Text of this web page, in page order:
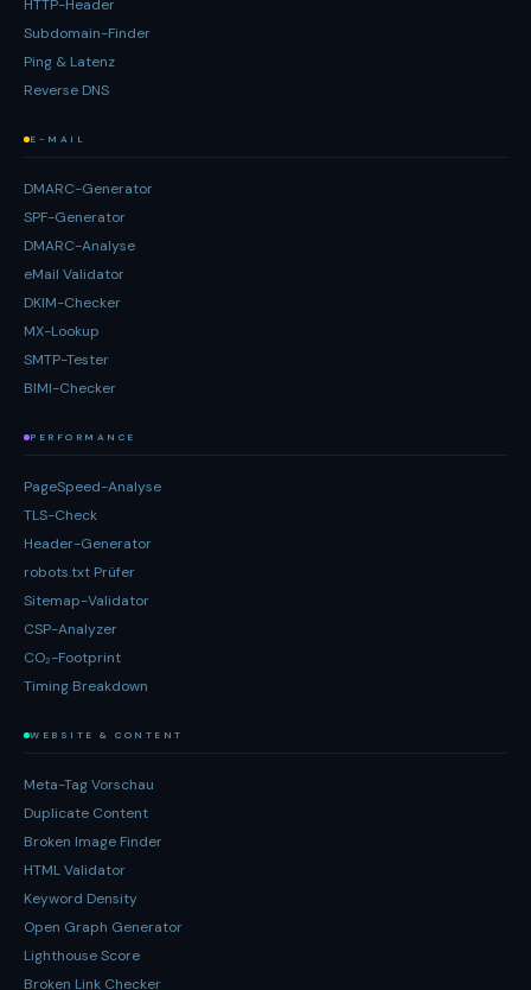
HTTP-Header
Subdomain-Finder
Ping & Latenz
Reverse DNS
E-MAIL
DMARC-Generator
SPF-Generator
DMARC-Analyse
eMail Validator
DKIM-Checker
MX-Lookup
SMTP-Tester
BIMI-Checker
PERFORMANCE
PageSpeed-Analyse
TLS-Check
Header-Generator
robots.txt Prüfer
Sitemap-Validator
CSP-Analyzer
CO₂-Footprint
Timing Breakdown
WEBSITE & CONTENT
Meta-Tag Vorschau
Duplicate Content
Broken Image Finder
HTML Validator
Keyword Density
Open Graph Generator
Lighthouse Score
Broken Link Checker